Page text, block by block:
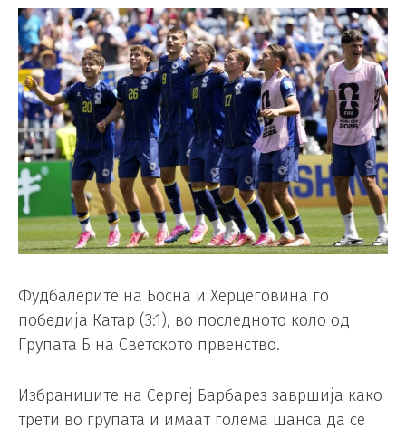
Фудбалерите на Босна и Херцеговина го
победија Катар (3:1), во последното коло од
Групата Б на Светското првенство.
Избраниците на Сергеј Барбарез завршија како
трети во групата и имаат голема шанса да се